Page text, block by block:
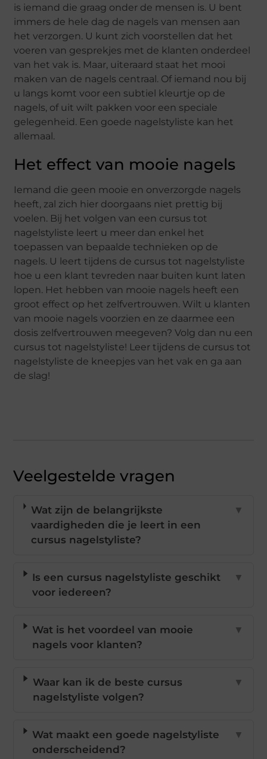
is iemand die graag onder de mensen is. U bent
immers de hele dag de nagels van mensen aan
het verzorgen. U kunt zich voorstellen dat het
voeren van gesprekjes met de klanten onderdeel
van het vak is. Maar, uiteraard staat het mooi
maken van de nagels centraal. Of iemand nou bij
u langs komt voor een subtiel kleurtje op de
nagels, of uit wilt pakken voor een speciale
gelegenheid. Een goede nagelstyliste kan het
allemaal.
Het effect van mooie nagels
Iemand die geen mooie en onverzorgde nagels
heeft, zal zich hier doorgaans niet prettig bij
voelen. Bij het volgen van een cursus tot
nagelstyliste leert u meer dan enkel het
toepassen van bepaalde technieken op de
nagels. U leert tijdens de cursus tot nagelstyliste
hoe u een klant tevreden naar buiten kunt laten
lopen. Het hebben van mooie nagels heeft een
groot effect op het zelfvertrouwen. Wilt u klanten
van mooie nagels voorzien en ze daarmee een
dosis zelfvertrouwen meegeven? Volg dan nu een
cursus tot nagelstyliste! Leer tijdens de cursus tot
nagelstyliste de kneepjes van het vak en ga aan
de slag!
Veelgestelde vragen
Wat zijn de belangrijkste
vaardigheden die je leert in een
cursus nagelstyliste?
▼
Is een cursus nagelstyliste geschikt
voor iedereen?
▼
Wat is het voordeel van mooie
nagels voor klanten?
▼
Waar kan ik de beste cursus
nagelstyliste volgen?
▼
Wat maakt een goede nagelstyliste
onderscheidend?
▼